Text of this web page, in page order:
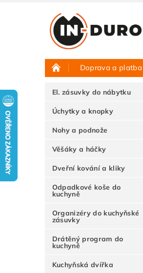
Doprava a platba
Půjčovna vzorků
El. zásuvky do nábytku
Úchytky a knopky
Nohy a podnože
Věšáky a háčky
Dveřní kování a kliky
Odpadkové koše do
kuchyně
Organizéry do kuchyňské
zásuvky
Drátěný program do
kuchyně
Kuchyňská dvířka